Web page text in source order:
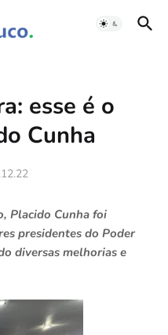
esse é o
Cunha
Placido Cunha foi
presidentes do Poder
diversas melhorias e